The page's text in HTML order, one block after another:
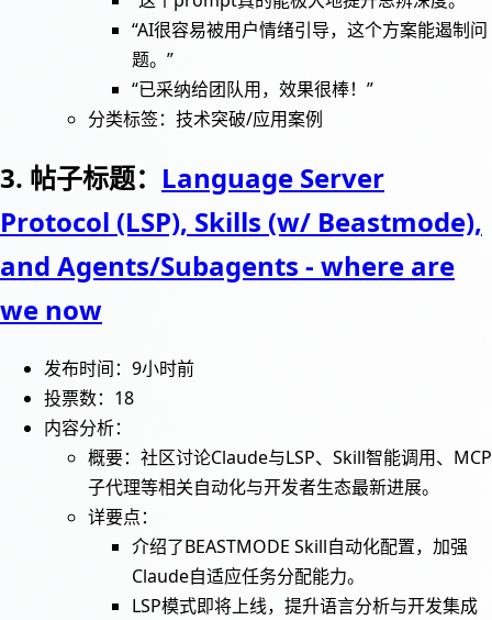
“AI很容易被用户情绪引导，这个方案能遏制问
题。”
“已采纳给团队用，效果很棒！”
分类标签：技术突破/应用案例
3. 帖子标题： Language Server
Protocol (LSP), Skills (w/ Beastmode),
and Agents/Subagents - where are
we now
发布时间：9小时前
投票数：18
内容分析：
概要：社区讨论Claude与LSP、Skill智能调用、MCP
子代理等相关自动化与开发者生态最新进展。
详要点：
介绍了BEASTMODE Skill自动化配置，加强
Claude自适应任务分配能力。
LSP模式即将上线，提升语言分析与开发集成